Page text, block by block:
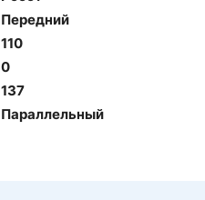
Передний
110
0
137
Параллельный